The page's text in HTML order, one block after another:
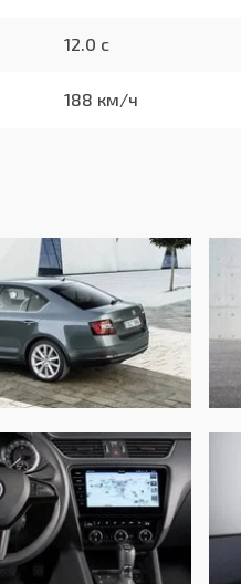
12.0 с
188 км/ч
6.0/100км
50 л
4670 мм
1814 мм
1461 мм
2686 мм